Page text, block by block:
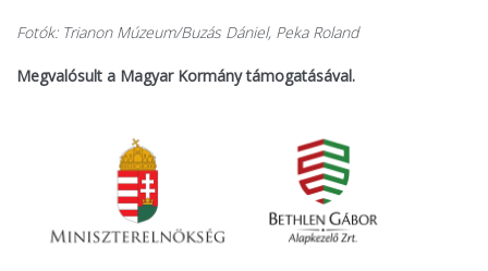
Fotók: Trianon Múzeum/Buzás Dániel, Peka Roland
Megvalósult a Magyar Kormány támogatásával.